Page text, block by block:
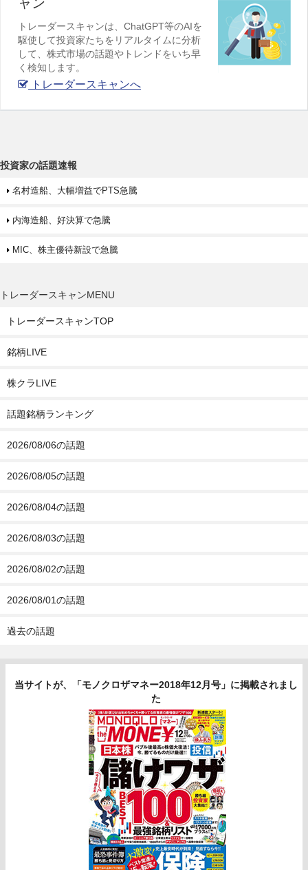
トレーダースキャンは、ChatGPT等のAIを
駆使して投資家たちをリアルタイムに分析
して、株式市場の話題やトレンドをいち早
く検知します。
トレーダースキャンへ
投資家の話題速報
名村造船、大幅増益でPTS急騰
内海造船、好決算で急騰
MIC、株主優待新設で急騰
トレーダースキャンMENU
トレーダースキャンTOP
銘柄LIVE
株クラLIVE
話題銘柄ランキング
2026/08/06の話題
2026/08/05の話題
2026/08/04の話題
2026/08/03の話題
2026/08/02の話題
2026/08/01の話題
過去の話題
当サイトが、「モノクロザマネー2018年12月号」に掲載されまし
た